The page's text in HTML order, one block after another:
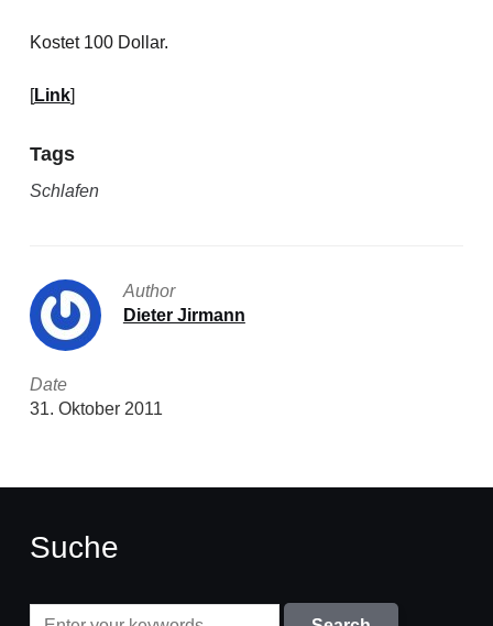
Kostet 100 Dollar.
[Link]
Tags
Schlafen
Author
Dieter Jirmann
Date
31. Oktober 2011
Suche